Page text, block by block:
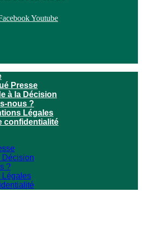
Youtube
Presse
à la Décision
nous ?
Légales
confidentialité
Décision
?
Légales